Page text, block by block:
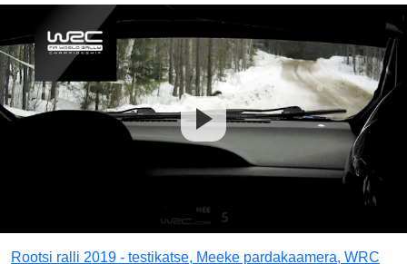
Rootsi ralli 2019 - testikatse, Meeke pardakaamera, WRC